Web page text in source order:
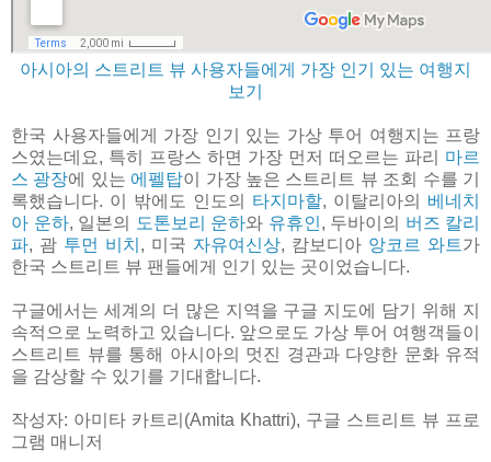
아시아의 스트리트 뷰 사용자들에게 가장 인기 있는 여행지
보기
한국 사용자들에게 가장 인기 있는 가상 투어 여행지는 프랑
스였는데요, 특히 프랑스 하면 가장 먼저 떠오르는 파리 마르
스 광장에 있는 에펠탑이 가장 높은 스트리트 뷰 조회 수를 기
록했습니다. 이 밖에도 인도의 타지마할, 이탈리아의 베네치
아 운하, 일본의 도톤보리 운하와 유휴인, 두바이의 버즈 칼리
파, 괌 투먼 비치 , 미국 자유여신상, 캄보디아 앙코르 와트가
한국 스트리트 뷰 팬들에게 인기 있는 곳이었습니다.
구글에서는 세계의 더 많은 지역을 구글 지도에 담기 위해 지
속적으로 노력하고 있습니다. 앞으로도 가상 투어 여행객들이
스트리트 뷰를 통해 아시아의 멋진 경관과 다양한 문화 유적
을 감상할 수 있기를 기대합니다.
작성자: 아미타 카트리(Amita Khattri), 구글 스트리트 뷰 프로
그램 매니저